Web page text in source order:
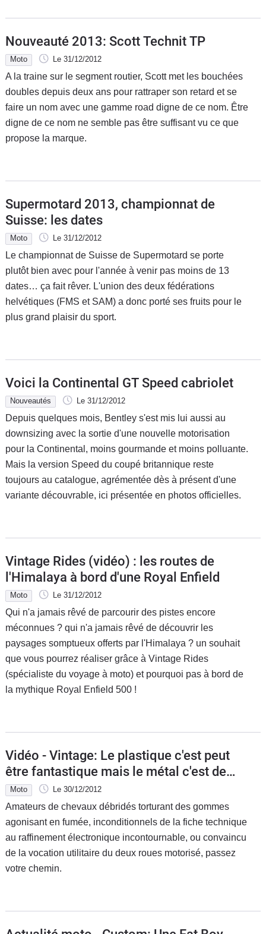
Nouveauté 2013: Scott Technit TP
Moto Le 31/12/2012
A la traine sur le segment routier, Scott met les bouchées
doubles depuis deux ans pour rattraper son retard et se
faire un nom avec une gamme road digne de ce nom. Être
digne de ce nom ne semble pas être suffisant vu ce que
propose la marque.
Supermotard 2013, championnat de
Suisse: les dates
Moto Le 31/12/2012
Le championnat de Suisse de Supermotard se porte
plutôt bien avec pour l'année à venir pas moins de 13
dates… ça fait rêver. L'union des deux fédérations
helvétiques (FMS et SAM) a donc porté ses fruits pour le
plus grand plaisir du sport.
Voici la Continental GT Speed cabriolet
Nouveautés Le 31/12/2012
Depuis quelques mois, Bentley s'est mis lui aussi au
downsizing avec la sortie d'une nouvelle motorisation
pour la Continental, moins gourmande et moins polluante.
Mais la version Speed du coupé britannique reste
toujours au catalogue, agrémentée dès à présent d'une
variante découvrable, ici présentée en photos officielles.
Vintage Rides (vidéo) : les routes de
l'Himalaya à bord d'une Royal Enfield
Moto Le 31/12/2012
Qui n'a jamais rêvé de parcourir des pistes encore
méconnues ? qui n'a jamais rêvé de découvrir les
paysages somptueux offerts par l'Himalaya ? un souhait
que vous pourrez réaliser grâce à Vintage Rides
(spécialiste du voyage à moto) et pourquoi pas à bord de
la mythique Royal Enfield 500 !
Vidéo - Vintage: Le plastique c'est peut
être fantastique mais le métal c'est de
la balle !
Moto Le 30/12/2012
Amateurs de chevaux débridés torturant des gommes
agonisant en fumée, inconditionnels de la fiche technique
au raffinement électronique incontournable, ou convaincu
de la vocation utilitaire du deux roues motorisé, passez
votre chemin.